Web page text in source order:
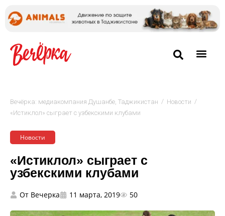
Вечёрка: медиакомпания Душанбе, Таджикистан / Новости /
«Истиклол» сыграет с узбекскими клубами
Новости
«Истиклол» сыграет с
узбекскими клубами
От Вечерка 11 марта, 2019 50